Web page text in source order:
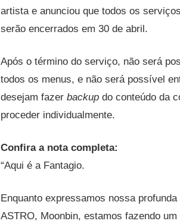
artista e anunciou que todos os
serão encerrados em 30 de abril.
Após o término do serviço, não será
todos os menus, e não será possível
desejam fazerbackup do conteúdo da
proceder individualmente.
Confira a nota completa:
“Aqui é a Fantagio.
Enquanto expressamos nossa
ASTRO, Moonbin, estamos fazendo